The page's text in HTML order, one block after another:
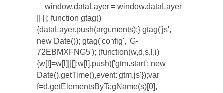
window.dataLayer = window.dataLayer
|| []; function gtag()
{dataLayer.push(arguments);} gtag('js',
new Date()); gtag('config', 'G-
72EBMXFNG5'); (function(w,d,s,l,i)
{w[l]=w[l]||[];w[l].push({'gtm.start': new
Date().getTime(),event:'gtm.js'});var
f=d.getElementsByTagName(s)[0],